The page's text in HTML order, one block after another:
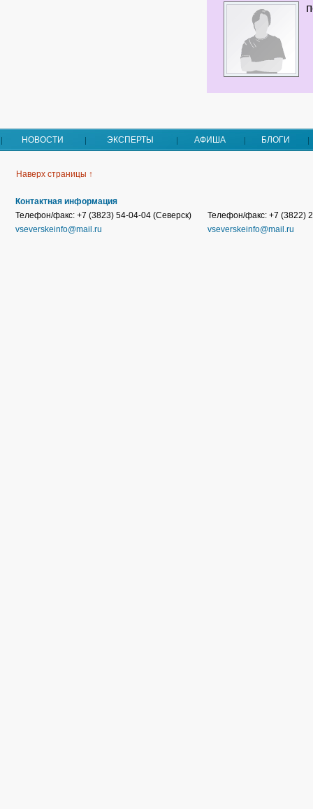
НОВОСТИ ЭКСПЕРТЫ АФИША БЛОГИ
Наверх страницы ↑
Контактная информация
Телефон/факс: +7 (3823) 54-04-04 (Северск)
vseverskeinfo@mail.ru
Телефон/факс: +7 (3822)
vseverskeinfo@mail.ru